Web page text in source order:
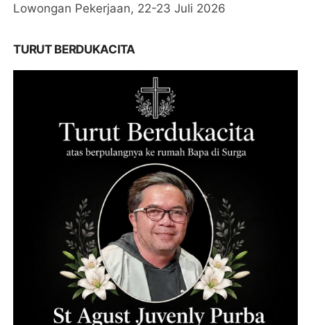
Lowongan Pekerjaan, 22-23 Juli 2026
TURUT BERDUKACITA